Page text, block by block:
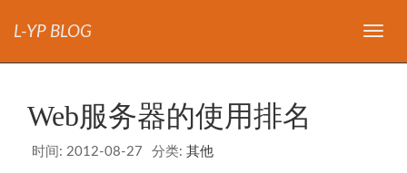
导
L-YP BLOG
Web服务器的使用排名
时间: 2012-08-27 分类: 其他